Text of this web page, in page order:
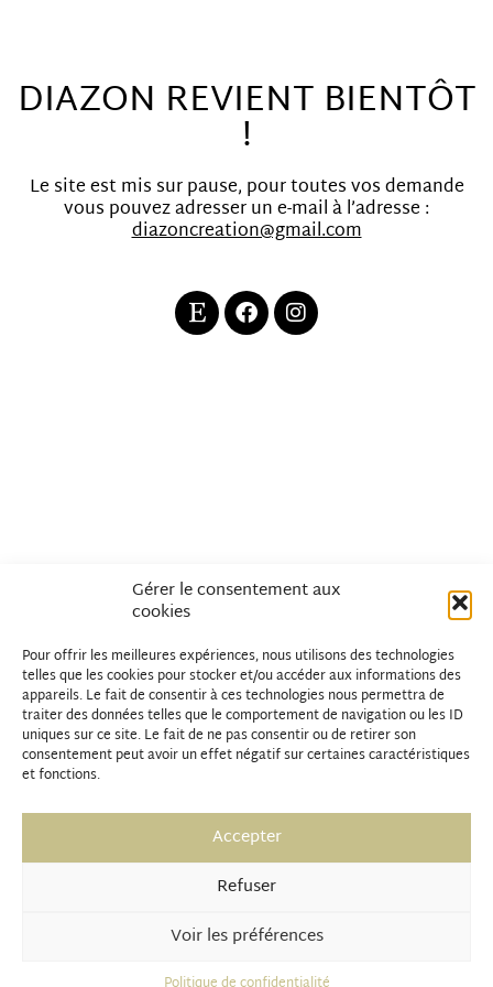
Gérer le consentement aux
cookies
Pour offrir les meilleures expériences, nous utilisons des technologies
telles que les cookies pour stocker et/ou accéder aux informations des
appareils. Le fait de consentir à ces technologies nous permettra de
traiter des données telles que le comportement de navigation ou les ID
uniques sur ce site. Le fait de ne pas consentir ou de retirer son
consentement peut avoir un effet négatif sur certaines caractéristiques
et fonctions.
Accepter
Refuser
Voir les préférences
DIAZON REVIENT BIENTÔT
!
Le site est mis sur pause, pour toutes vos demande
vous pouvez adresser un e-mail à l’adresse :
diazoncreation@gmail.com